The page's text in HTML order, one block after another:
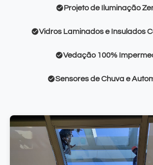
Projeto de Iluminação
Vidros Laminados e Insulados
Vedação 100%
Sensores de Chuva e